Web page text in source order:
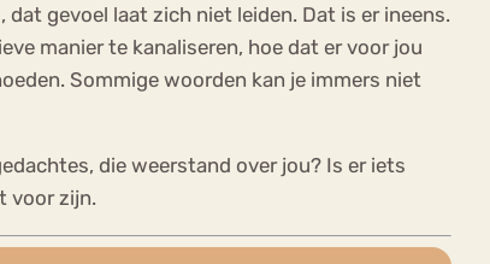
gevoel laat zich niet leiden. Dat is er ineens.
manier te kanaliseren, hoe dat er voor jou
Sommige woorden kan je immers niet
die weerstand over jou? Is er iets
voor zijn.